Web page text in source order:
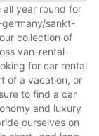
all year round for
sankt-
collection of
van-rental-
for car rental
of a vacation, or
to find a car
and luxury
ourselves on